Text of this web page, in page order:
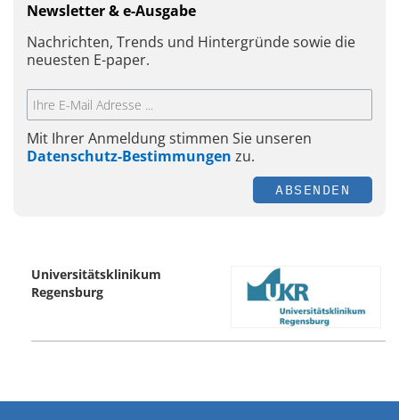
Newsletter & e-Ausgabe
Nachrichten, Trends und Hintergründe sowie die
neuesten E-paper.
Mit Ihrer Anmeldung stimmen Sie unseren
Datenschutz-Bestimmungen zu.
ABSENDEN
Universitätsklinikum
Regensburg